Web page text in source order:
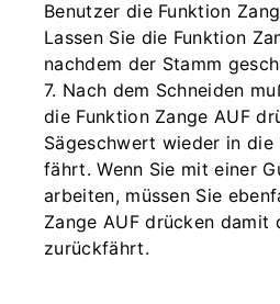
Benutzer die Funktion
Lassen Sie die Funktion
nachdem der Stamm
7. Nach dem Schneiden
die Funktion Zange AUF
Sägeschwert wieder in die
fährt. Wenn Sie mit einer
arbeiten, müssen Sie
Zange AUF drücken damit
zurückfährt.